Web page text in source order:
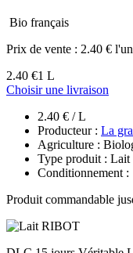
Bio français
Prix de vente : 2.40 €
2.40 €1 L
Choisir une livraison
2.40 € / L
Producteur : La
Agriculture :
Type produit : Lait
Conditionnement :
Produit commandable